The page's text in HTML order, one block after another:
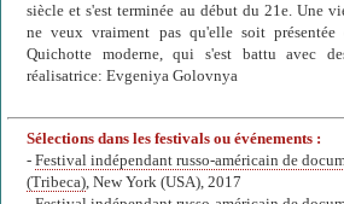
siècle et s'est terminée au début du 21e. Une
ne veux vraiment pas qu'elle soit
Quichotte moderne, qui s'est battu avec
réalisatrice: Evgeniya Golovnya
Sélections dans les festivals ou événements :
- Festival indépendant russo-américain de
(Tribeca), New York (USA), 2017